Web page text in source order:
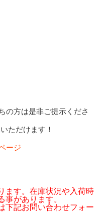
の方は是非ご提示くださ
ただけます！
ージ
ます。在庫状況や入荷時
事があります。
下記お問い合わせフォー